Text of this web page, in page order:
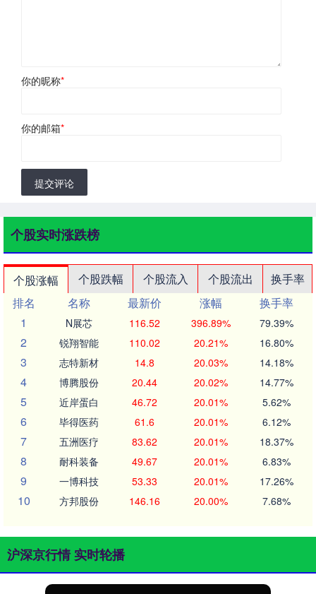
你的昵称*
你的邮箱*
提交评论
个股实时涨跌榜
个股涨幅 个股跌幅 个股流入 个股流出
换手率
排名
名称 最新价 涨幅
换手率
1
N展芯 116.52 396.89% 79.39%
2 锐翔智能 110.02 20.21% 16.80%
3 志特新材 14.8 20.03% 14.18%
4 博腾股份 20.44 20.02% 14.77%
5 近岸蛋白 46.72 20.01% 5.62%
6 毕得医药 61.6 20.01% 6.12%
7 五洲医疗 83.62 20.01% 18.37%
8 耐科装备 49.67 20.01% 6.83%
9 一博科技 53.33 20.01% 17.26%
10 方邦股份 146.16 20.00% 7.68%
沪深京行情 实时轮播